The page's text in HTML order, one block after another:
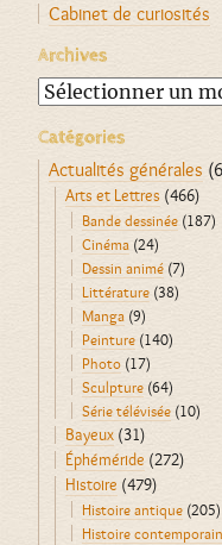
Cabinet de curiosités
Archives
Archives
Catégories
Actualités générales
Arts et Lettres (466)
Bande dessinée (187)
Cinéma (24)
Dessin animé (7)
Littérature (38)
Manga (9)
Peinture (140)
Photo (17)
Sculpture (64)
Série télévisée (10)
Bayeux (31)
Éphéméride (272)
Histoire (479)
Histoire antique (205)
Histoire